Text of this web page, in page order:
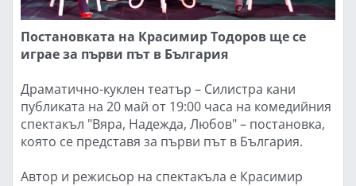
Постановката на Красимир Тодоров ще се
играе за първи път в България
Драматично-куклен театър – Силистра кани
публиката на 20 май от 19:00 часа на комедийния
спектакъл "Вяра, Надежда, Любов" – постановка,
която се представя за първи път в България.
Автор и режисьор на спектакъла е Красимир